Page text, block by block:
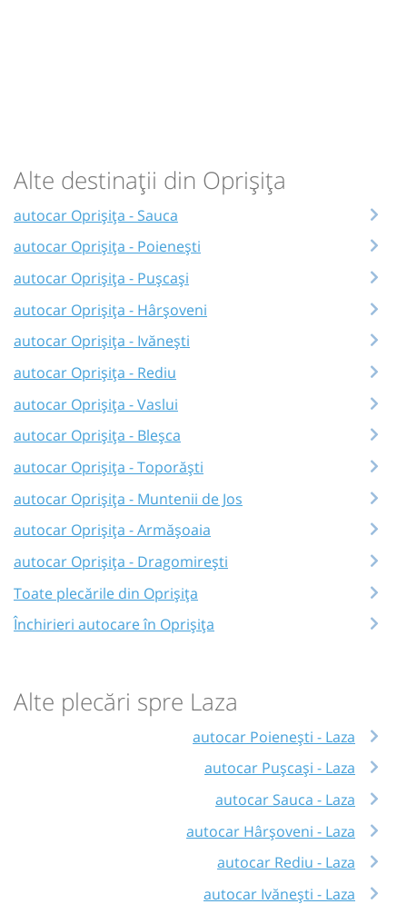
Alte destinații din Oprișița
autocar Oprișița - Sauca
autocar Oprișița - Poienești
autocar Oprișița - Pușcași
autocar Oprișița - Hârșoveni
autocar Oprișița - Ivănești
autocar Oprișița - Rediu
autocar Oprișița - Vaslui
autocar Oprișița - Bleșca
autocar Oprișița - Toporăști
autocar Oprișița - Muntenii de Jos
autocar Oprișița - Armășoaia
autocar Oprișița - Dragomirești
Toate plecările din Oprișița
Închirieri autocare în Oprișița
Alte plecări spre Laza
autocar Poienești - Laza
autocar Pușcași - Laza
autocar Sauca - Laza
autocar Hârșoveni - Laza
autocar Rediu - Laza
autocar Ivănești - Laza